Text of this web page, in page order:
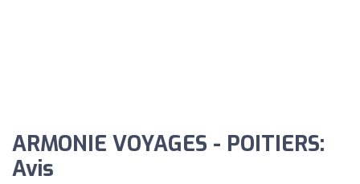
ARMONIE VOYAGES - POITIERS:
Avis